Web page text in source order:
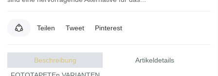
Teilen Tweet Pinterest
Beschreibung
Artikeldetails